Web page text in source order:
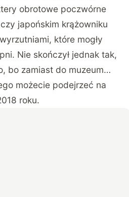
obrotowe poczwórne
japońskim krążowniku
które mogły
Nie skończył jednak tak,
bo zamiast do muzeum…
możecie podejrzeć na
roku.